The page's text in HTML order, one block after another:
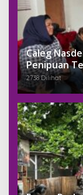
Caleg
Penipuan
2738 Dilihat